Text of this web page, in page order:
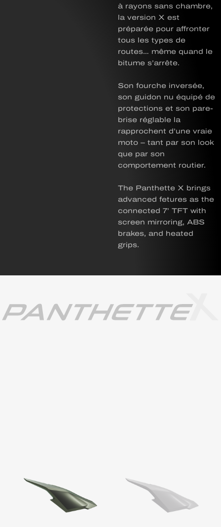
à rayons sans chambre,
la version X est
préparée pour affronter
tous les types de
routes… même quand le
bitume s’arrête.
Son fourche inversée,
son guidon nu équipé de
protections et son pare-
brise réglable la
rapprochent d’une vraie
moto – tant par son look
que par son
comportement routier.
The Panthette X brings
advanced fetures as the
connected 7’ TFT with
screen mirroring, ABS
brakes, and heated
grips.